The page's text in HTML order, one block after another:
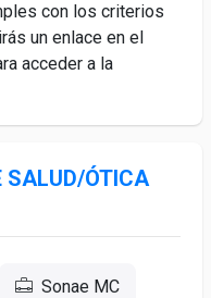
con los criterios
un enlace en el
acceder a la
SALUD/ÓTICA
Sonae MC